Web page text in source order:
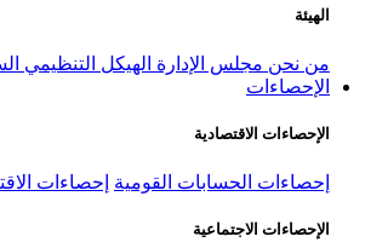
الهيئة
من نحن مجلس الإدارة الهيكل التنظيمي
الإحصاءات
الإحصاءات الاقتصادية
إحصاءات الحسابات القومية إحصاءات
الإحصاءات الاجتماعية